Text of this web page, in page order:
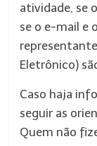
atividade, se
se o e-mail e
Eletrônico)
Caso haja
seguir as
Quem não